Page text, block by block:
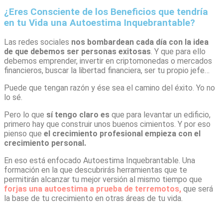
¿Eres Consciente de los Beneficios que tendría
en tu Vida una Autoestima Inquebrantable?
Las redes sociales nos bombardean cada día con la idea
de que debemos ser personas exitosas. Y que para ello
debemos emprender, invertir en criptomonedas o mercados
financieros, buscar la libertad financiera, ser tu propio jefe…
Puede que tengan razón y ése sea el camino del éxito. Yo no
lo sé.
Pero lo que sí tengo claro es que para levantar un edificio,
primero hay que construir unos buenos cimientos. Y por eso
pienso que el crecimiento profesional empieza con el
crecimiento personal.
En eso está enfocado Autoestima Inquebrantable. Una
formación en la que descubrirás herramientas que te
permitirán alcanzar tu mejor versión al mismo tiempo que
forjas una autoestima a prueba de terremotos, que será
la base de tu crecimiento en otras áreas de tu vida.